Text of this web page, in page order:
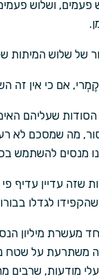
פעמים, ושלוש
של שלוש המיתות
אם כי אין זה
שעליהם
מה שמסכם לא רע
מנסים להשתמש
שזה עדיין עדיף
שהקפידו לגדלו
מעשרת מיליון
משתרעת על שטח
מודעות, שרבים